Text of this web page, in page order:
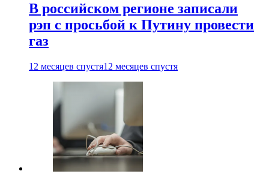
В российском регионе записали
рэп с просьбой к Путину провести
газ
12 месяцев спустя12 месяцев спустя